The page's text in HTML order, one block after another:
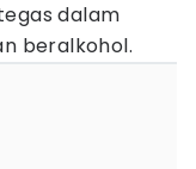
dalam
beralkohol.